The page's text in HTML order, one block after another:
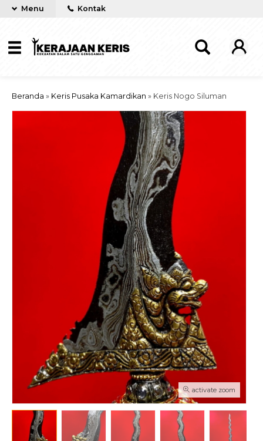
Menu Kontak
Beranda » Keris Pusaka Kamardikan » Keris Nogo Siluman
activate zoom